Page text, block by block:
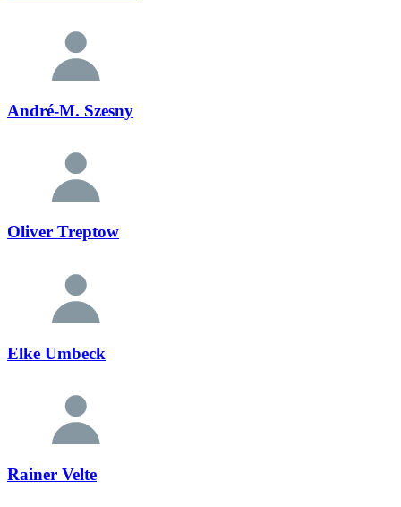
André-M. Szesny
Oliver Treptow
Elke Umbeck
Rainer Velte